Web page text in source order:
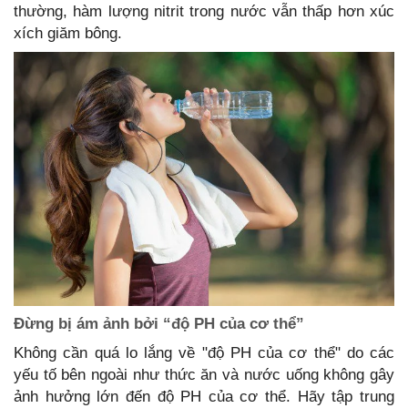
thường, hàm lượng nitrit trong nước vẫn thấp hơn xúc
xích giăm bông.
Đừng bị ám ảnh bởi “độ PH của cơ thể”
Không cần quá lo lắng về "độ PH của cơ thể" do các
yếu tố bên ngoài như thức ăn và nước uống không gây
ảnh hưởng lớn đến độ PH của cơ thể. Hãy tập trung